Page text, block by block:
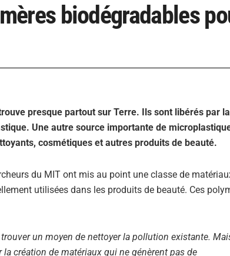
biodégradables
presque partout sur Terre. Ils sont libérés par la
Une autre source importante de
cosmétiques et autres produits de beauté.
du MIT ont mis au point une classe de
utilisées dans les produits de beauté. Ces
un moyen de nettoyer la pollution existante.
création de matériaux qui ne génèrent pas de